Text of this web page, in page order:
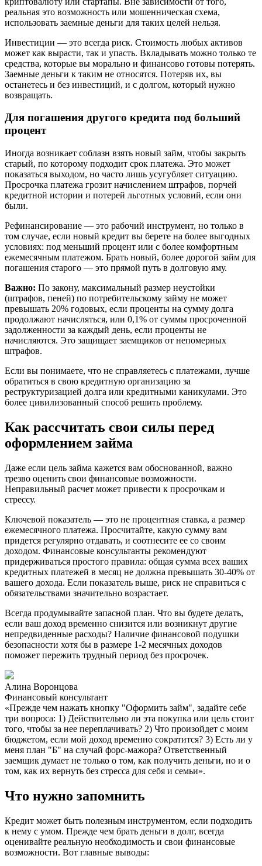
реальная это возможность или мошенническая схема,
использовать заемные деньги для таких целей нельзя.
Инвестиции — это всегда риск. Стоимость любых активов
может как вырасти, так и упасть. Вкладывать можно только те
средства, которые вы морально и финансово готовы потерять.
Заемные деньги к таким не относятся. Потеряв их, вы
останетесь и без инвестиций, и с долгом, который нужно
возвращать.
Для погашения другого кредита под больший
процент
Иногда возникает соблазн взять новый займ, чтобы закрыть
старый, по которому подходит срок платежа. Это может
показаться выходом, но часто лишь усугубляет ситуацию.
Просрочка платежа грозит начислением штрафов, порчей
кредитной истории и потерей льготных условий, если они
были.
Рефинансирование — это рабочий инструмент, но только в
том случае, если новый кредит вы берете на более выгодных
условиях: под меньший процент или с более комфортным
ежемесячным платежом. Брать новый, более дорогой займ для
погашения старого — это прямой путь в долговую яму.
Важно: По закону, максимальный размер неустойки
(штрафов, пеней) по потребительскому займу не может
превышать 20% годовых, если проценты на сумму долга
продолжают начисляться, или 0,1% от суммы просроченной
задолженности за каждый день, если проценты не
начисляются. Это защищает заемщиков от непомерных
штрафов.
Если вы понимаете, что не справляетесь с платежами, лучше
обратиться в свою кредитную организацию за
реструктуризацией долга или кредитными каникулами. Это
более цивилизованный способ решить проблему.
Как рассчитать свои силы перед
оформлением займа
Даже если цель займа кажется вам обоснованной, важно
трезво оценить свои финансовые возможности.
Неправильный расчет может привести к просрочкам и
стрессу.
Ключевой показатель — это не процентная ставка, а размер
ежемесячного платежа. Просчитайте, какую сумму вам
придется регулярно отдавать, и соотнесите ее со своим
доходом. Финансовые консультанты рекомендуют
придерживаться простого правила: общая сумма всех ваших
кредитных платежей в месяц не должна превышать 30-40% от
вашего дохода. Если показатель выше, риск не справиться с
обязательствами значительно возрастает.
Всегда продумывайте запасной план. Что вы будете делать,
если ваш доход временно снизится или возникнут другие
непредвиденные расходы? Наличие финансовой подушки
безопасности хотя бы в размере 1-2 месячных доходов
поможет пережить трудный период без просрочек.
Алина Воронцова
Финансовый консультант
«Прежде чем нажать кнопку "Оформить займ", задайте себе
три вопроса: 1) Действительно ли эта покупка или цель стоит
того, чтобы за нее переплачивать? 2) Что произойдет с моим
бюджетом, если мой доход временно сократится? 3) Есть ли у
меня план "Б" на случай форс-мажора? Ответственный
заемщик думает не только о том, как получить деньги, но и о
том, как их вернуть без стресса для себя и семьи».
Что нужно запомнить
Кредит может быть полезным инструментом, если подходить
к нему с умом. Прежде чем брать деньги в долг, всегда
оценивайте реальную необходимость и свои финансовые
возможности. Вот главные выводы: